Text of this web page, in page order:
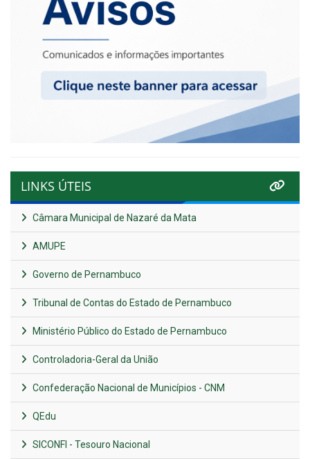
LINKS ÚTEIS
Câmara Municipal de Nazaré da Mata
AMUPE
Governo de Pernambuco
Tribunal de Contas do Estado de Pernambuco
Ministério Público do Estado de Pernambuco
Controladoria-Geral da União
Confederação Nacional de Municípios - CNM
QEdu
SICONFI - Tesouro Nacional